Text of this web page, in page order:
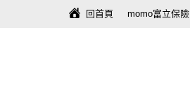
回首頁 momo富立保險